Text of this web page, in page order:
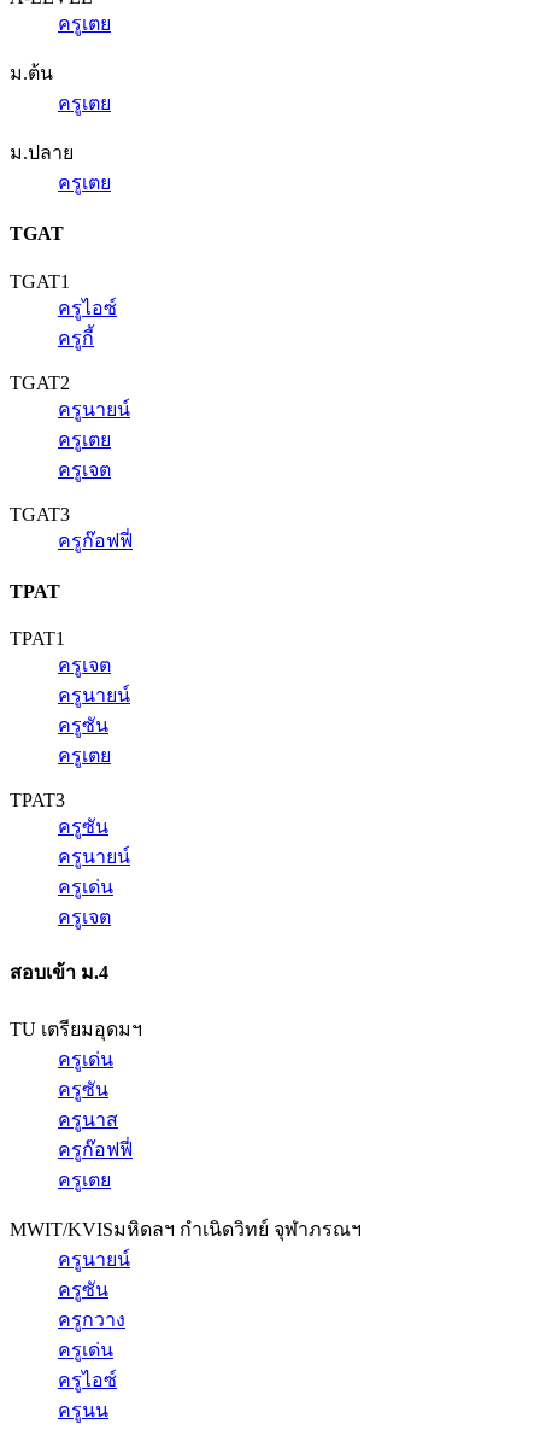
ครูเตย
ม.ต้น
ครูเตย
ม.ปลาย
ครูเตย
TGAT
TGAT1
ครูไอซ์
ครูกี้
TGAT2
ครูนายน์
ครูเตย
ครูเจต
TGAT3
ครูก๊อฟฟี่
TPAT
TPAT1
ครูเจต
ครูนายน์
ครูซัน
ครูเตย
TPAT3
ครูซัน
ครูนายน์
ครูเด่น
ครูเจต
สอบเข้า ม.4
TU เตรียมอุดมฯ
ครูเด่น
ครูซัน
ครูนาส
ครูก๊อฟฟี่
ครูเตย
MWIT/KVISมหิดลฯ กำเนิดวิทย์ จุฬาภรณฯ
ครูนายน์
ครูซัน
ครูกวาง
ครูเด่น
ครูไอซ์
ครูนน